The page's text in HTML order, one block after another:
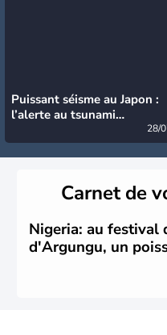
Puissant séisme au Japon :
l’alerte au tsunami
28/
Carnet de
Nigeria: au festival
d'Argungu, un